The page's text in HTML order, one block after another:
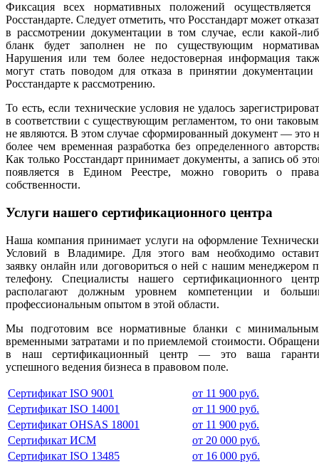
Фиксация всех нормативных положений осуществляется
Росстандарте. Следует отметить, что Росстандарт может
в рассмотрении документации в том случае, если какой-
бланк будет заполнен не по существующим
Нарушения или тем более недостоверная информация
могут стать поводом для отказа в принятии документации
Росстандарте к рассмотрению.
То есть, если технические условия не удалось
в соответствии с существующим регламентом, то они
не являются. В этом случае сформированный документ — это
более чем временная разработка без определенного
Как только Росстандарт принимает документы, а запись об
появляется в Едином Реестре, можно говорить о
собственности.
Услуги нашего сертификационного центра
Наша компания принимает услуги на оформление
Условий в Владимире. Для этого вам необходимо
заявку онлайн или договориться о ней с нашим менеджером
телефону. Специалисты нашего сертификационного
располагают должным уровнем компетенции и
профессиональным опытом в этой области.
Мы подготовим все нормативные бланки с
временными затратами и по приемлемой стоимости.
в наш сертификационный центр — это ваша
успешного ведения бизнеса в правовом поле.
Сертификат ISO 9001
от 11 900 руб.
Сертификат ISO 14001
от 11 900 руб.
Сертификат OHSAS 18001
от 11 900 руб.
Сертификат ИСМ
от 20 000 руб.
Сертификат ISO 13485
от 16 000 руб.